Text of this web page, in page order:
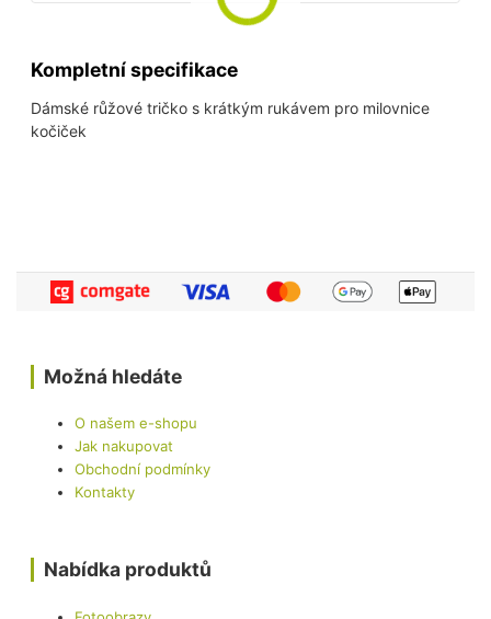
Kompletní specifikace
Dámské růžové tričko s krátkým rukávem pro milovnice
kočiček
Možná hledáte
O našem e-shopu
Jak nakupovat
Obchodní podmínky
Kontakty
Nabídka produktů